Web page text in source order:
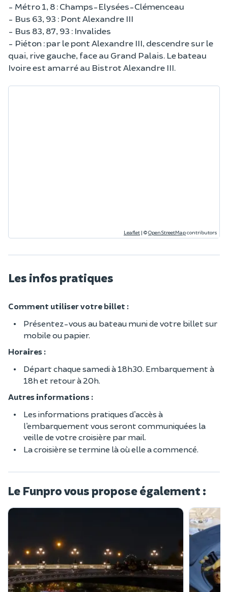
- Métro 1, 8 : Champs-Elysées-Clémenceau
- Bus 63, 93 : Pont Alexandre III
- Bus 83, 87, 93 : Invalides
- Piéton : par le pont Alexandre III, descendre sur le
quai, rive gauche, face au Grand Palais. Le bateau
Ivoire est amarré au Bistrot Alexandre III.
Leaflet | ©OpenStreetMapcontributors
Les infos pratiques
Comment utiliser votre billet :
Présentez-vous au bateau muni de votre billet sur
mobile ou papier.
Horaires :
Départ chaque samedi à 18h30. Embarquement à
18h et retour à 20h.
Autres informations :
Les informations pratiques d’accès à
l’embarquement vous seront communiquées la
veille de votre croisière par mail.
La croisière se termine là où elle a commencé.
Le Funpro vous propose également :